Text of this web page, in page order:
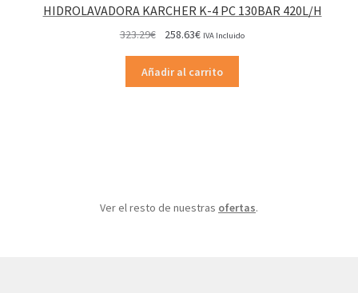
HIDROLAVADORA KARCHER K-4 PC 130BAR 420L/H
323.29€
original
era:
258.63€El
actual
es:
IVA Incluido
Añadir al carrito
Ver el resto de nuestras ofertas.